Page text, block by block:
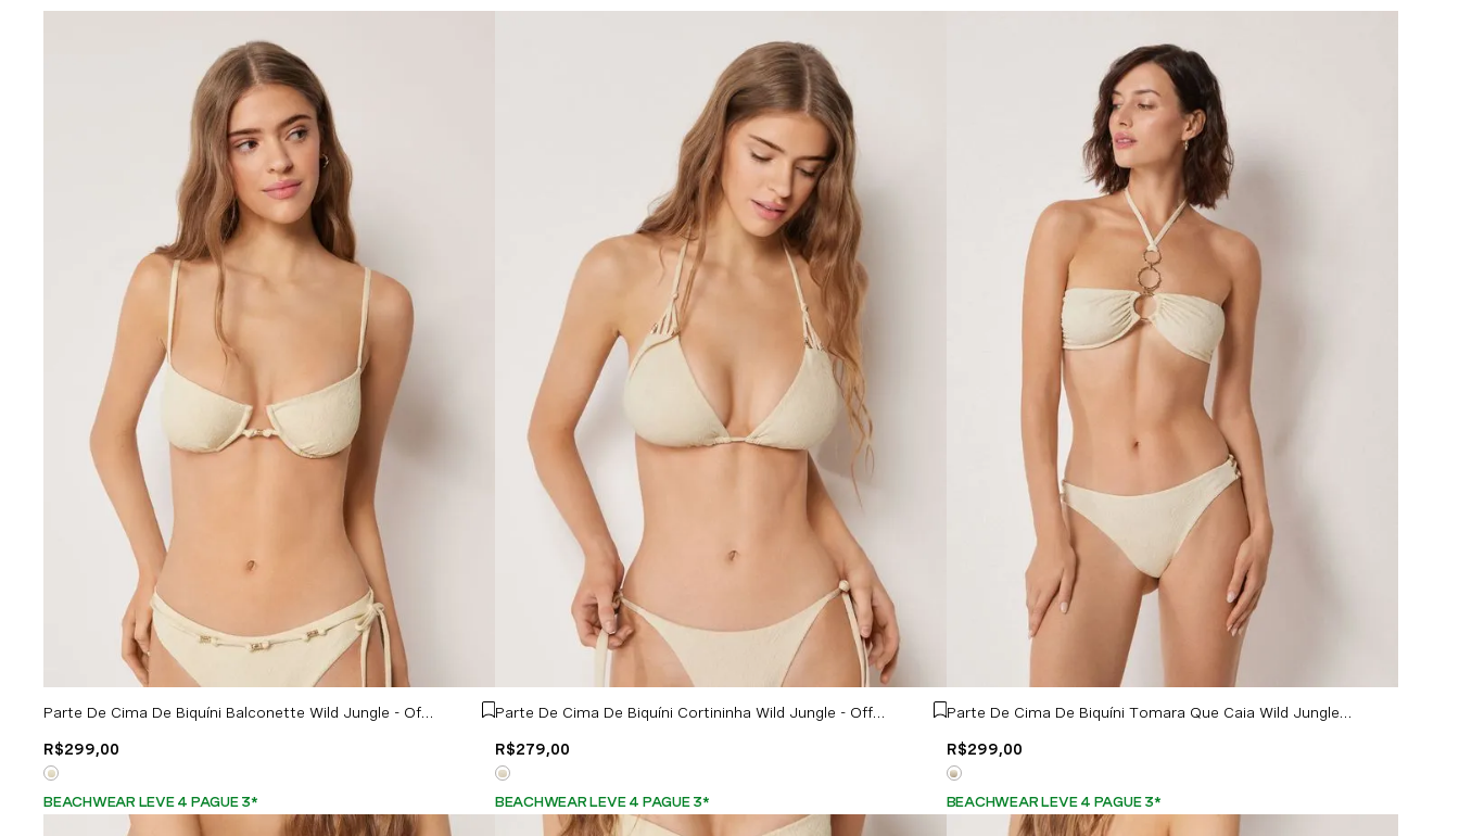
Parte De Cima De Biquíni Balconette Wild Jungle - Off-White
R$299,00
BEACHWEAR LEVE 4 PAGUE 3*
Parte De Cima De Biquíni Cortininha Wild Jungle - Off-White
R$279,00
BEACHWEAR LEVE 4 PAGUE 3*
Parte De Cima De Biquíni Tomara Que Caia Wild Jungle - Off-White
R$299,00
BEACHWEAR LEVE 4 PAGUE 3*